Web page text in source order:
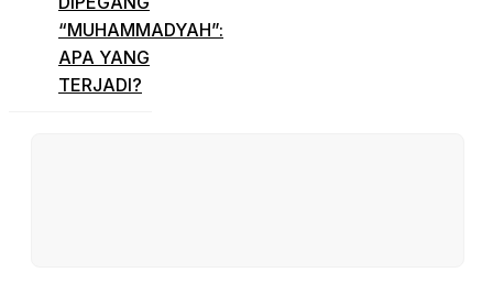
“MUHAMMADYAH”:
APA YANG
TERJADI?